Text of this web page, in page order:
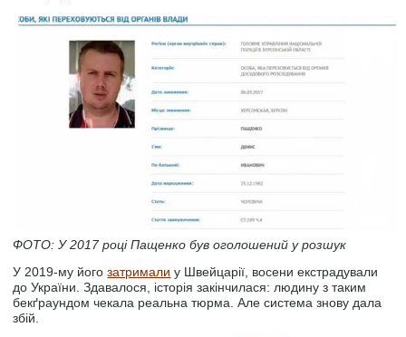
ФОТО: У 2017 році Пащенко був оголошений у розшук
У 2019-му йогозатримали у Швейцарії, восени екстрадували
до України. Здавалося, історія закінчилася: людину з таким
бекґраундом чекала реальна тюрма. Але система знову дала
збій.